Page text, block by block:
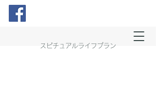
スピチュアルライフプラン